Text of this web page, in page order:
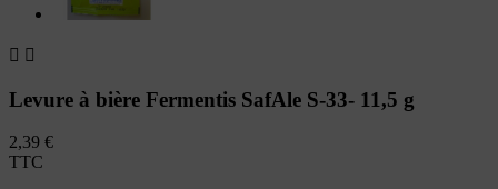
 
Levure à bière Fermentis SafAle S-33- 11,5 g
2,39 €
TTC